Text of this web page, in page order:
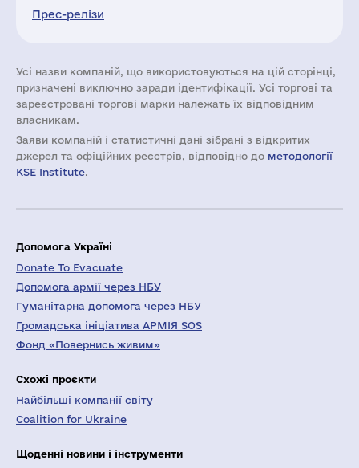
Прес-релізи
Усі назви компаній, що використовуються на цій сторінці,
призначені виключно заради ідентифікації. Усі торгові та
зареєстровані торгові марки належать їх відповідним
власникам.
Заяви компаній i статистичні дані зібрані з відкритих
джерел та офіційних реєстрів, відповідно до методології
KSE Institute.
Допомога Україні
Donate To Evacuate
Допомога армії через НБУ
Гуманітарна допомога через НБУ
Громадська ініціатива АРМІЯ SOS
Фонд «Повернись живим»
Схожі проєкти
Найбільші компанії світу
Coalition for Ukraine
Щоденні новини і інструменти